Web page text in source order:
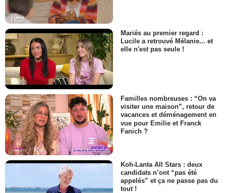
Mariés au premier regard :
Lucile a retrouvé Mélanie... et
elle n'est pas seule !
Familles nombreuses : “On va
visiter une maison”, retour de
vacances et déménagement en
vue pour Emilie et Franck
Fanich ?
Koh-Lanta All Stars : deux
candidats n’ont “pas été
appelés” et ça ne passe pas du
tout !